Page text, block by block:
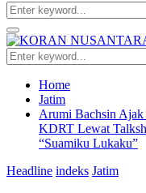
Search
for:
Facebook
Twitter
Youtube
Primary
Menu
Search
for:
Home
Jatim
Arumi Bachsin Ajak
KDRT Lewat
“Suamiku Lukaku”
Headline indeks Jatim